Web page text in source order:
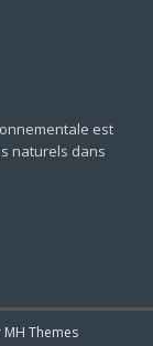
est
naturels dans
MH Themes